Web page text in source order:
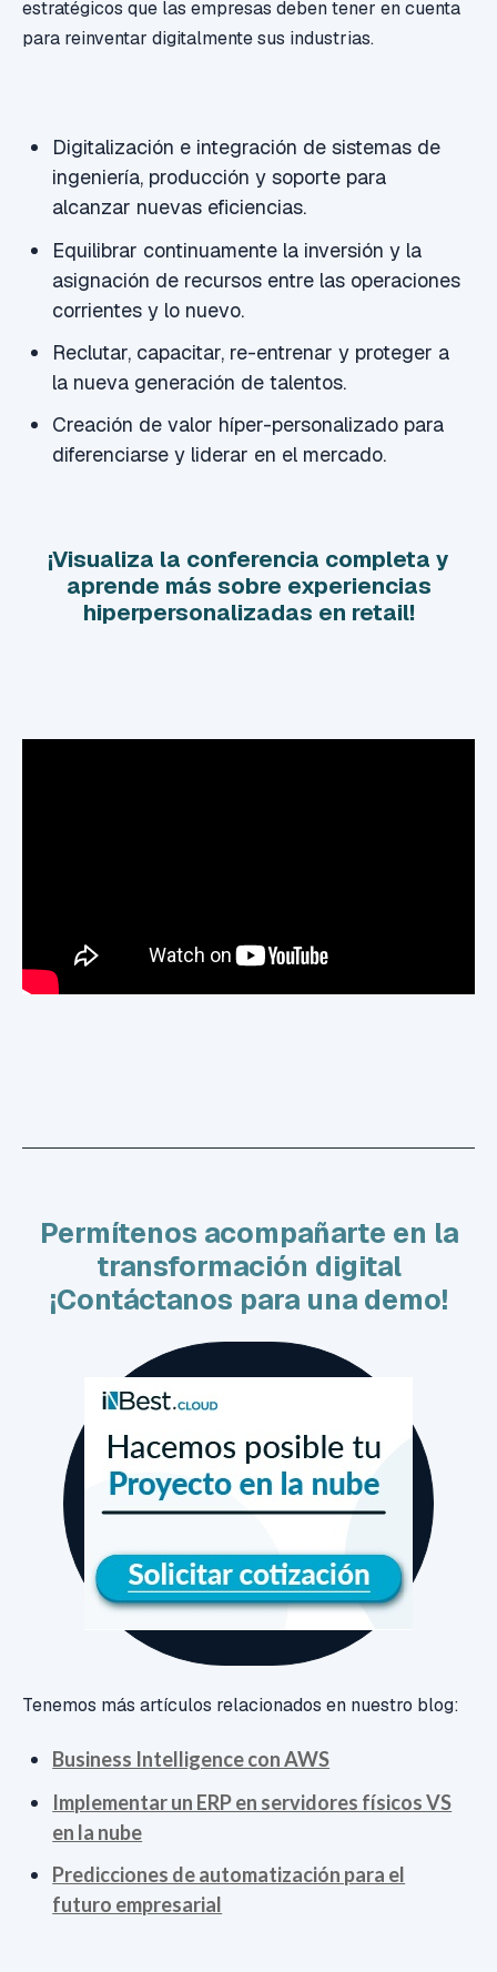
estratégicos que las empresas deben tener en cuenta
para reinventar digitalmente sus industrias.
Digitalización e integración de sistemas de
ingeniería, producción y soporte para
alcanzar nuevas eficiencias.
Equilibrar continuamente la inversión y la
asignación de recursos entre las operaciones
corrientes y lo nuevo.
Reclutar, capacitar, re-entrenar y proteger a
la nueva generación de talentos.
Creación de valor híper-personalizado para
diferenciarse y liderar en el mercado.
¡Visualiza la conferencia completa y
aprende más sobre experiencias
hiperpersonalizadas en retail!
Permítenos acompañarte en la
transformación digital
¡Contáctanos para una demo!
Tenemos más artículos relacionados en nuestro blog:
Business Intelligence con AWS
Implementar un ERP en servidores físicos VS
en la nube
Predicciones de automatización para el
futuro empresarial